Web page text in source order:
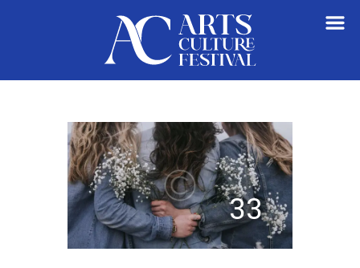
ABOUT
GET INVOLVED
VENDORS REGISTRATION
VIEW CART
33